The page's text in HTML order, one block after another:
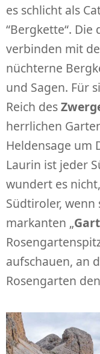
es schlicht als
“Bergkette“.
verbinden mit
nüchterne
und Sagen. Für
Reich des
herrlichen
Heldensage um
Laurin ist jeder
wundert es
Südtiroler, wenn
markanten „
aufschauen, an
Rosengarten